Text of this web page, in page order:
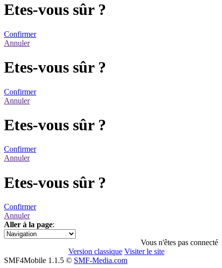
Etes-vous sûr ?
Confirmer
Annuler
Etes-vous sûr ?
Confirmer
Annuler
Etes-vous sûr ?
Confirmer
Annuler
Etes-vous sûr ?
Confirmer
Annuler
Aller à la page:
1
Vous n'êtes pas connecté
Version classique Visiter le site
SMF4Mobile 1.1.5 © SMF-Media.com